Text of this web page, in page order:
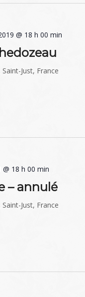
@ 18 h 00 min
Just, France
18 h 00 min
– annulé
Just, France